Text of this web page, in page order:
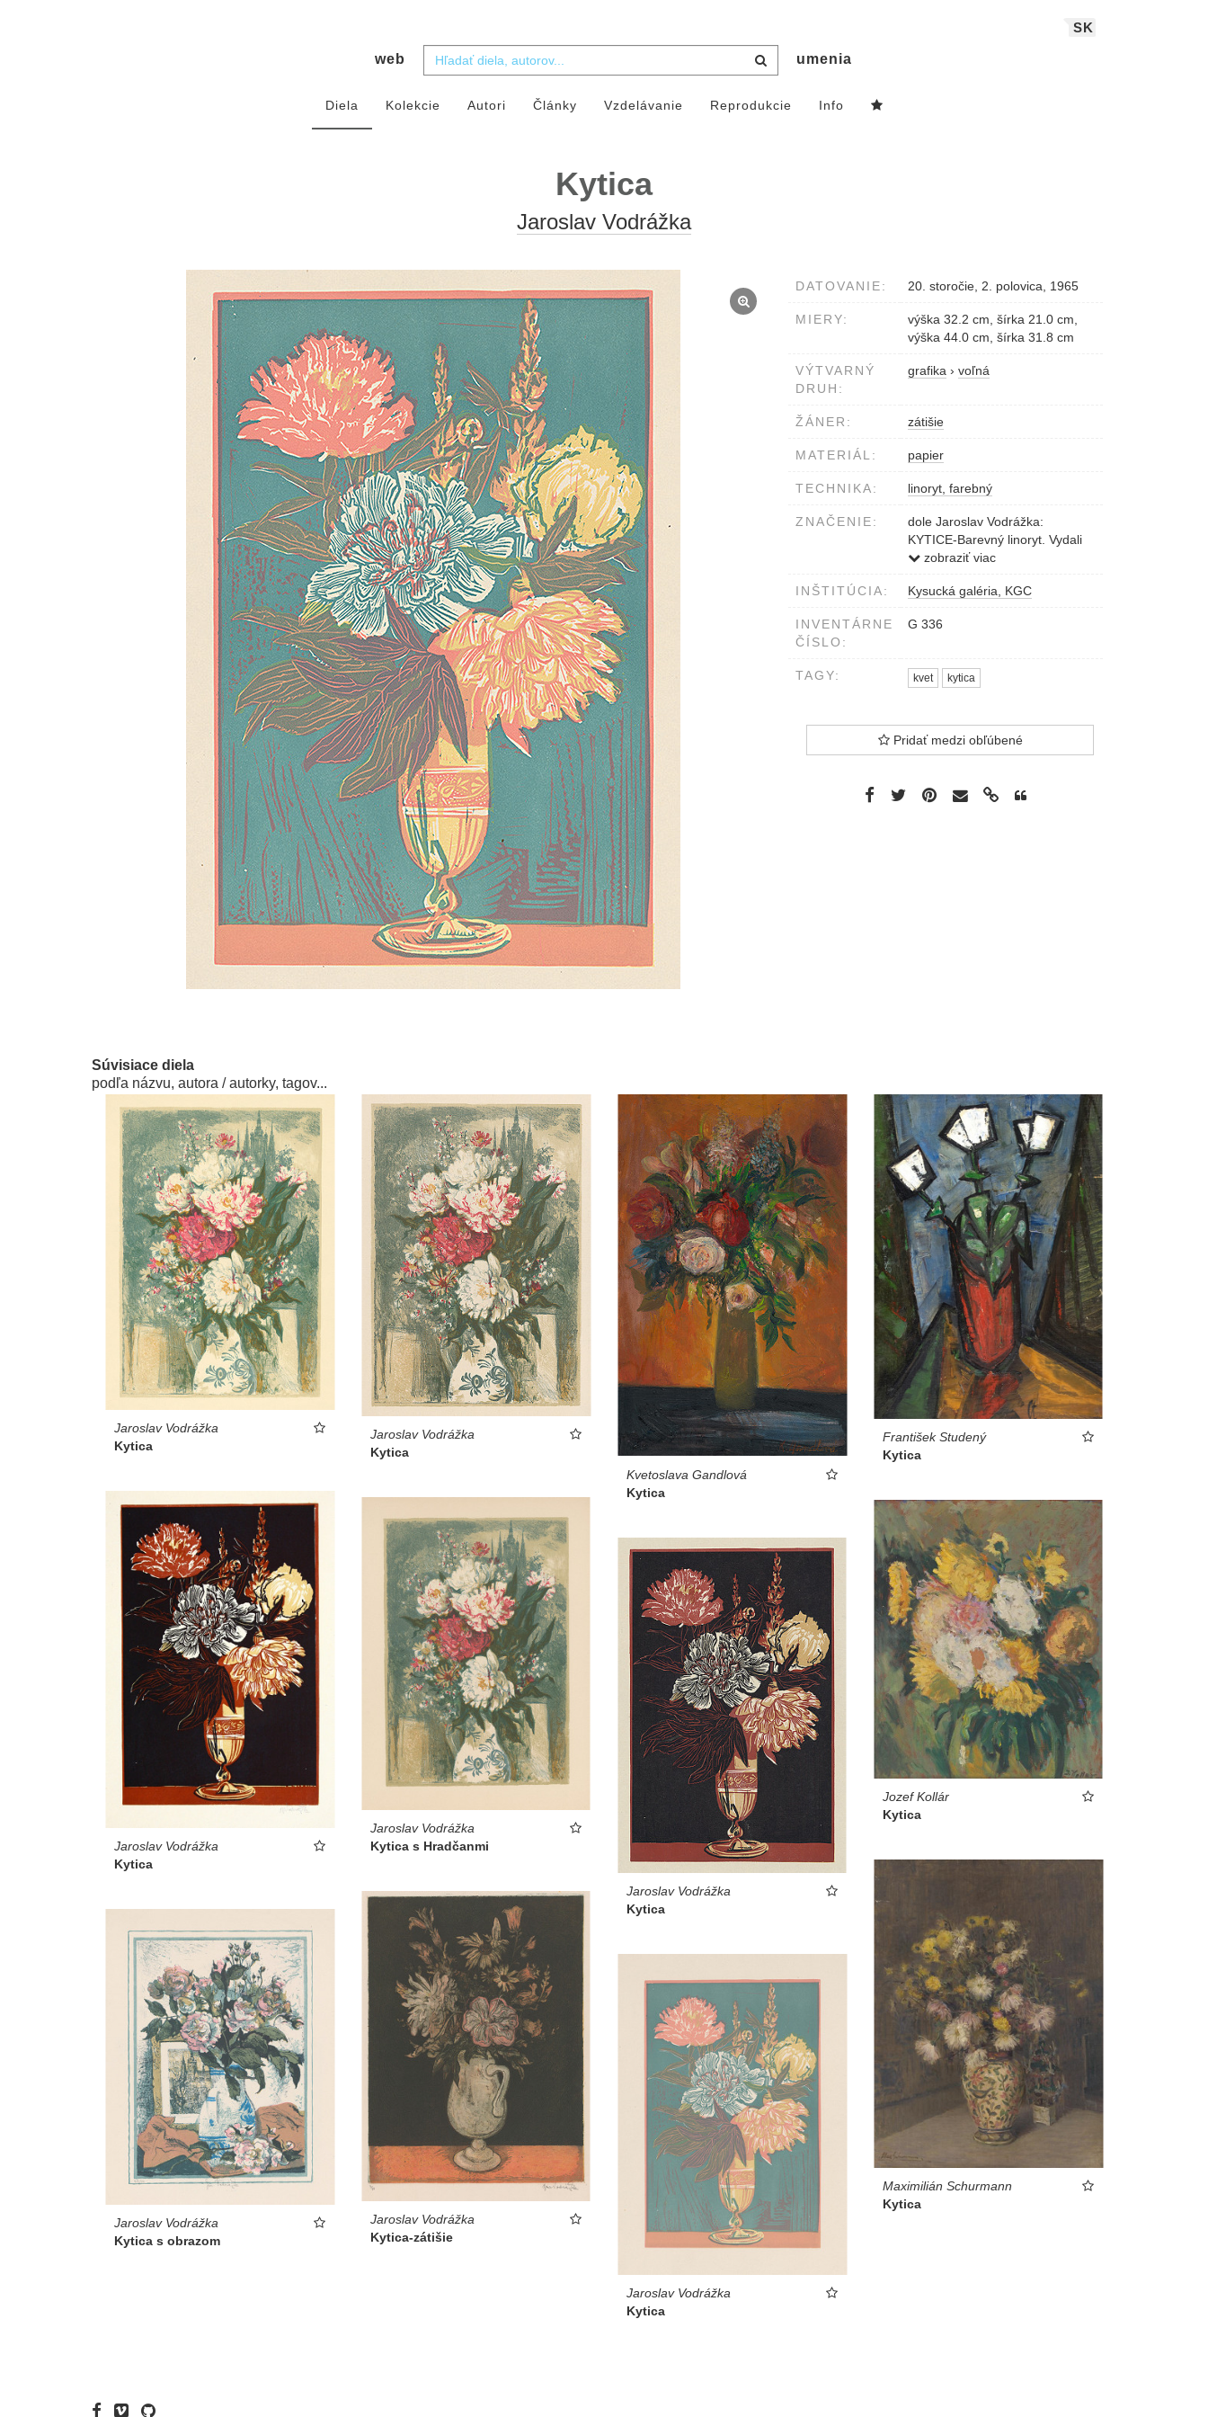
SK
web umenia
Diela Kolekcie Autori Články Vzdelávanie Reprodukcie Info
Kytica
Jaroslav Vodrážka
DATOVANIE: 20. storočie, 2. polovica, 1965
MIERY:
výška 32.2 cm, šírka 21.0 cm,
výška 44.0 cm, šírka 31.8 cm
VÝTVARNÝ
DRUH:
grafika › voľná
ŽÁNER: zátišie
MATERIÁL: papier
TECHNIKA: linoryt, farebný
ZNAČENIE:
dole Jaroslav Vodrážka:
KYTICE-Barevný linoryt. Vydali
Přerovští exlibristé 1965
zobraziť viac
INŠTITÚCIA: Kysucká galéria, KGC
INVENTÁRNE
ČÍSLO:
G 336
TAGY: kvet kytica
Pridať medzi obľúbené
Súvisiace diela
podľa názvu, autora / autorky, tagov...
Jaroslav Vodrážka
Kytica
Jaroslav Vodrážka
Kytica
Kvetoslava Gandlová
Kytica
František Studený
Kytica
Jaroslav Vodrážka
Kytica
Jaroslav Vodrážka
Kytica s Hradčanmi
Jozef Kollár
Kytica
Jaroslav Vodrážka
Kytica
Maximilián Schurmann
Kytica
Jaroslav Vodrážka
Kytica-zátišie
Jaroslav Vodrážka
Kytica s obrazom
Jaroslav Vodrážka
Kytica